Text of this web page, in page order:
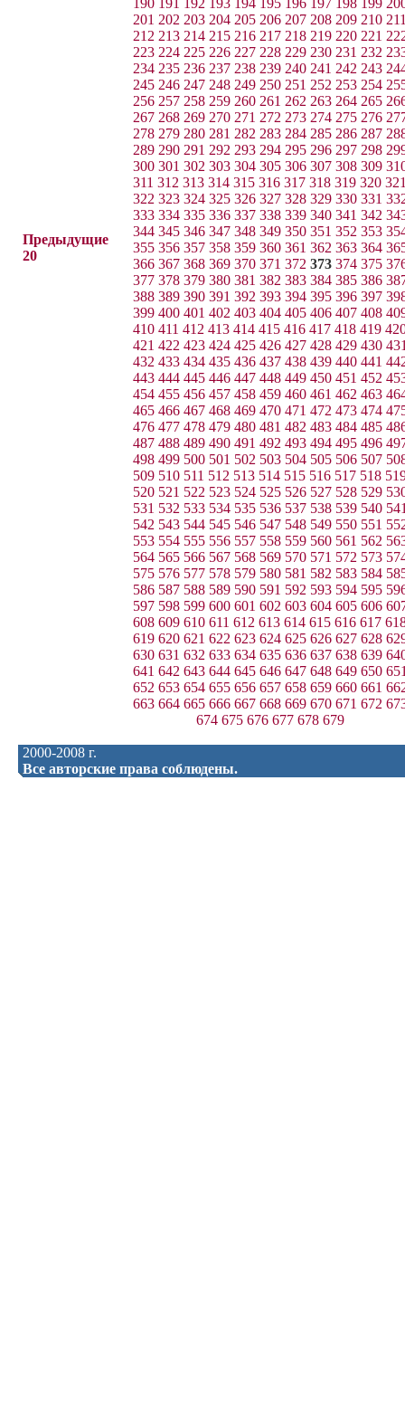
Предыдущие
20
190 191 192 193 194 195 196 197 198 199
201 202 203 204 205 206 207 208 209 210
212 213 214 215 216 217 218 219 220 221
223 224 225 226 227 228 229 230 231 232
234 235 236 237 238 239 240 241 242 243
245 246 247 248 249 250 251 252 253 254
256 257 258 259 260 261 262 263 264 265
267 268 269 270 271 272 273 274 275 276
278 279 280 281 282 283 284 285 286 287
289 290 291 292 293 294 295 296 297 298
300 301 302 303 304 305 306 307 308 309
311 312 313 314 315 316 317 318 319 320
322 323 324 325 326 327 328 329 330 331
333 334 335 336 337 338 339 340 341 342
344 345 346 347 348 349 350 351 352 353
355 356 357 358 359 360 361 362 363 364
366 367 368 369 370 371 372 373 374 375
377 378 379 380 381 382 383 384 385 386
388 389 390 391 392 393 394 395 396 397
399 400 401 402 403 404 405 406 407 408
410 411 412 413 414 415 416 417 418 419
421 422 423 424 425 426 427 428 429 430
432 433 434 435 436 437 438 439 440 441
443 444 445 446 447 448 449 450 451 452
454 455 456 457 458 459 460 461 462 463
465 466 467 468 469 470 471 472 473 474
476 477 478 479 480 481 482 483 484 485
487 488 489 490 491 492 493 494 495 496
498 499 500 501 502 503 504 505 506 507
509 510 511 512 513 514 515 516 517 518
520 521 522 523 524 525 526 527 528 529
531 532 533 534 535 536 537 538 539 540
542 543 544 545 546 547 548 549 550 551
553 554 555 556 557 558 559 560 561 562
564 565 566 567 568 569 570 571 572 573
575 576 577 578 579 580 581 582 583 584
586 587 588 589 590 591 592 593 594 595
597 598 599 600 601 602 603 604 605 606
608 609 610 611 612 613 614 615 616 617
619 620 621 622 623 624 625 626 627 628
630 631 632 633 634 635 636 637 638 639
641 642 643 644 645 646 647 648 649 650
652 653 654 655 656 657 658 659 660 661
663 664 665 666 667 668 669 670 671 672
674 675 676 677 678 679
2000-2008 г.
Все авторские права соблюдены.